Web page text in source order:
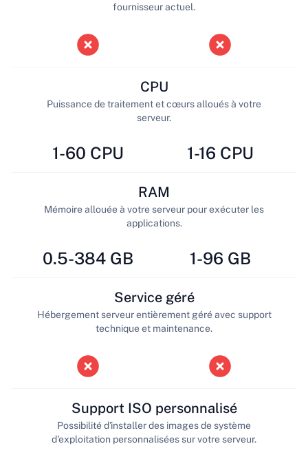
fournisseur actuel.
1-60 CPU
CPU
Puissance de traitement et cœurs alloués à votre
serveur.
1-16 CPU
0.5-384 GB
RAM
Mémoire allouée à votre serveur pour exécuter les
applications.
1-96 GB
Service géré
Hébergement serveur entièrement géré avec support
technique et maintenance.
Support ISO personnalisé
Possibilité d'installer des images de système
d'exploitation personnalisées sur votre serveur.